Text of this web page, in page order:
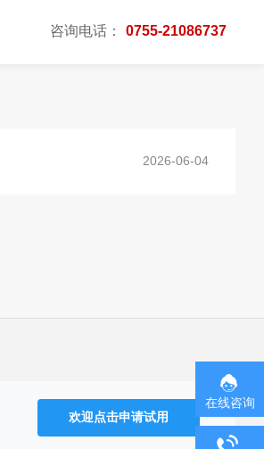
咨询电话： 0755-21086737
主页 TAG标签
2026-06-04
欢迎点击申请试用
在线咨询